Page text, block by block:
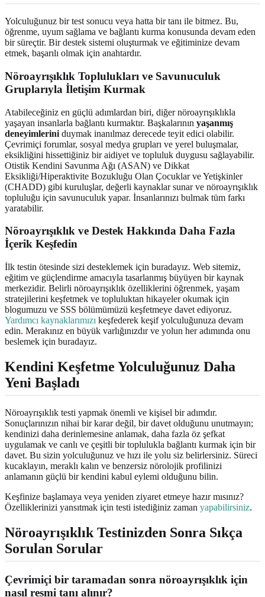
Yolculuğunuz bir test sonucu veya hatta bir tanı ile bitmez. Bu,
öğrenme, uyum sağlama ve bağlantı kurma konusunda devam eden
bir süreçtir. Bir destek sistemi oluşturmak ve eğitiminize devam
etmek, başarılı olmak için anahtardır.
Nöroayrışıklık Toplulukları ve Savunuculuk
Gruplarıyla İletişim Kurmak
Atabileceğiniz en güçlü adımlardan biri, diğer nöroayrışıklıkla
yaşayan insanlarla bağlantı kurmaktır. Başkalarının yaşanmış
deneyimlerini duymak inanılmaz derecede teyit edici olabilir.
Çevrimiçi forumlar, sosyal medya grupları ve yerel buluşmalar,
eksikliğini hissettiğiniz bir aidiyet ve topluluk duygusu sağlayabilir.
Otistik Kendini Savunma Ağı (ASAN) ve Dikkat
Eksikliği/Hiperaktivite Bozukluğu Olan Çocuklar ve Yetişkinler
(CHADD) gibi kuruluşlar, değerli kaynaklar sunar ve nöroayrışıklık
topluluğu için savunuculuk yapar. İnsanlarınızı bulmak tüm farkı
yaratabilir.
Nöroayrışıklık ve Destek Hakkında Daha Fazla
İçerik Keşfedin
İlk testin ötesinde sizi desteklemek için buradayız. Web sitemiz,
eğitim ve güçlendirme amacıyla tasarlanmış büyüyen bir kaynak
merkezidir. Belirli nöroayrışıklık özelliklerini öğrenmek, yaşam
stratejilerini keşfetmek ve topluluktan hikayeler okumak için
blogumuzu ve SSS bölümümüzü keşfetmeye davet ediyoruz.
Yardımcı kaynaklarımızı keşfederek keşif yolculuğunuza devam
edin. Merakınız en büyük varlığınızdır ve yolun her adımında onu
beslemek için buradayız.
Kendini Keşfetme Yolculuğunuz Daha
Yeni Başladı
Nöroayrışıklık testi yapmak önemli ve kişisel bir adımdır.
Sonuçlarınızın nihai bir karar değil, bir davet olduğunu unutmayın;
kendinizi daha derinlemesine anlamak, daha fazla öz şefkat
uygulamak ve canlı ve çeşitli bir toplulukla bağlantı kurmak için bir
davet. Bu sizin yolculuğunuz ve hızı ile yolu siz belirlersiniz. Süreci
kucaklayın, meraklı kalın ve benzersiz nörolojik profilinizi
anlamanın güçlü bir kendini kabul eylemi olduğunu bilin.
Keşfinize başlamaya veya yeniden ziyaret etmeye hazır mısınız?
Özelliklerinizi yansıtmak için testi istediğiniz zaman yapabilirsiniz.
Nöroayrışıklık Testinizden Sonra Sıkça
Sorulan Sorular
Çevrimiçi bir taramadan sonra nöroayrışıklık için
nasıl resmi tanı alınır?